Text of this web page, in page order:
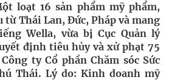
loạt 16 sản phẩm mỹ phẩm,
từ Thái Lan, Đức, Pháp và mang
Wella, vừa bị Cục Quản lý
định tiêu hủy và xử phạt 75
ty Cổ phần Chăm sóc Sức
Thái. Lý do: Kinh doanh mỹ